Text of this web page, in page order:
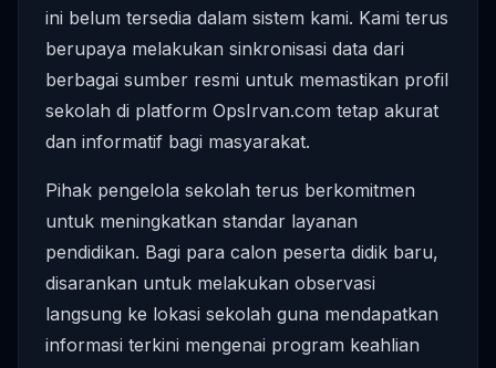
ini belum tersedia dalam sistem kami. Kami terus
berupaya melakukan sinkronisasi data dari
berbagai sumber resmi untuk memastikan profil
sekolah di platform OpsIrvan.com tetap akurat
dan informatif bagi masyarakat.
Pihak pengelola sekolah terus berkomitmen
untuk meningkatkan standar layanan
pendidikan. Bagi para calon peserta didik baru,
disarankan untuk melakukan observasi
langsung ke lokasi sekolah guna mendapatkan
informasi terkini mengenai program keahlian